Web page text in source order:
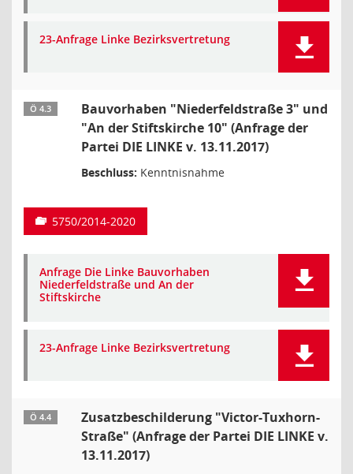
23-Anfrage Linke Bezirksvertretung
Ö 4.3
Bauvorhaben "Niederfeldstraße 3" und
"An der Stiftskirche 10" (Anfrage der
Partei DIE LINKE v. 13.11.2017)
Beschluss: Kenntnisnahme
5750/2014-2020
Anfrage Die Linke Bauvorhaben
Niederfeldstraße und An der
Stiftskirche
23-Anfrage Linke Bezirksvertretung
Ö 4.4
Zusatzbeschilderung "Victor-Tuxhorn-
Straße" (Anfrage der Partei DIE LINKE v.
13.11.2017)